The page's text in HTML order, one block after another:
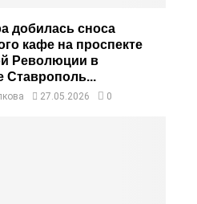
добилась сноса
кафе на проспекте
Революции в
Ставрополь...
27.05.2026 0